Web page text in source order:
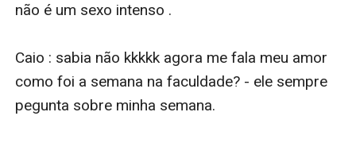
não é um sexo intenso .
Caio : sabia não kkkkk agora me fala meu amor
como foi a semana na faculdade? - ele sempre
pegunta sobre minha semana.